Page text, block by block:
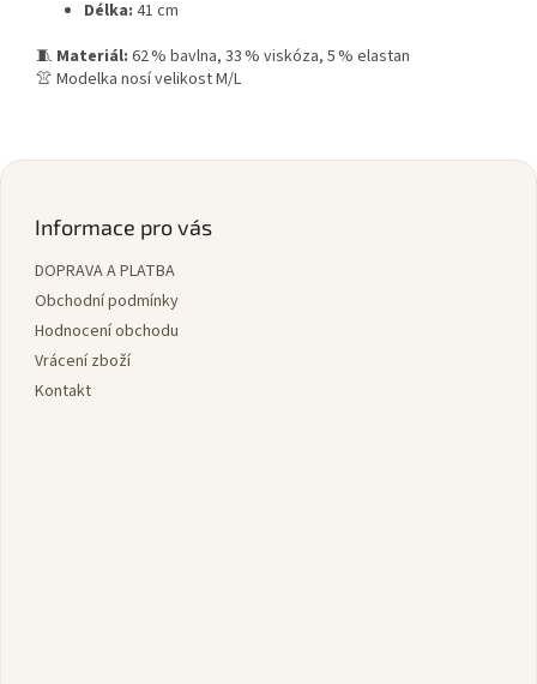
Délka: 41 cm
🧵 Materiál: 62 % bavlna, 33 % viskóza, 5 % elastan
👚 Modelka nosí velikost M/L
Z
Informace pro vás
DOPRAVA A PLATBA
Obchodní podmínky
Hodnocení obchodu
Vrácení zboží
Kontakt